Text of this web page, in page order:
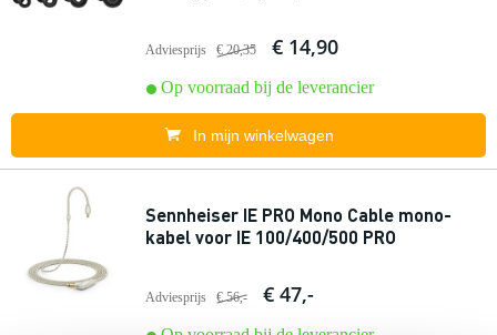
Adviesprijs € 20,35 € 14,90
Op voorraad bij de leverancier
In mijn winkelwagen
Sennheiser IE PRO Mono Cable mono-
kabel voor IE 100/400/500 PRO
Adviesprijs € 56,- € 47,-